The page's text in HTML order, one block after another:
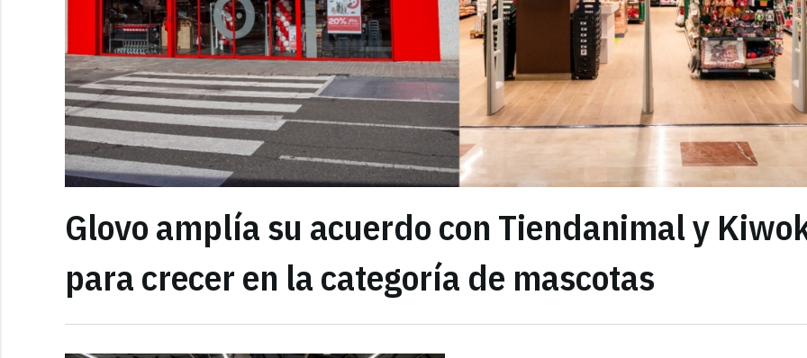
Glovo amplía su acuerdo con Tiendanimal y
para crecer en la categoría de mascotas